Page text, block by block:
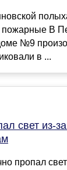
пожарные В
№9
в ...
свет из-
пропал